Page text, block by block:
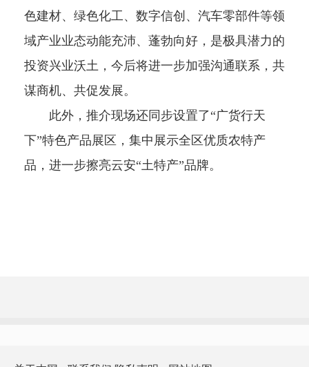
色建材、绿色化工、数字信创、汽车零部件等领
域产业业态动能充沛、蓬勃向好，是极具潜力的
投资兴业沃土，今后将进一步加强沟通联系，共
谋商机、共促发展。
此外，推介现场还同步设置了“广货行天
下”特色产品展区，集中展示全区优质农特产
品，进一步擦亮云安“土特产”品牌。